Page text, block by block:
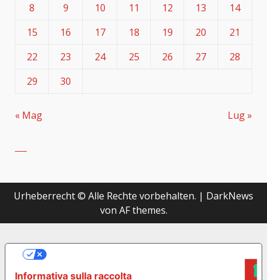
8
9 10 11 12 13
14
15
16 17 18 19 20
21
22
23 24 25 26 27
28
29
30
« Mag Lug »
Urheberrecht © Alle Rechte vorbehalten. | DarkNews
von AF themes.
Informativa sulla raccolta